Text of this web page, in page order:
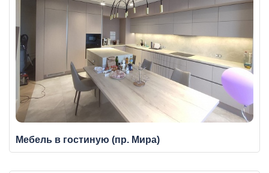
Мебель в гостиную (пр. Мира)